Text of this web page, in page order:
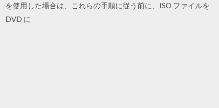
を使用した場合は、これらの手順に従う前に、ISO ファイルを
DVD に